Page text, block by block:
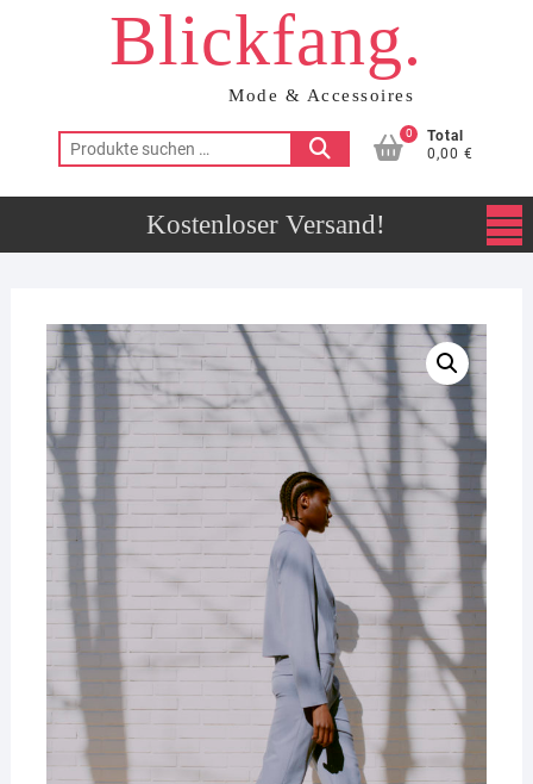
Blickfang.
Mode & Accessoires
Suchen
nach:
0
Total
0,00 €